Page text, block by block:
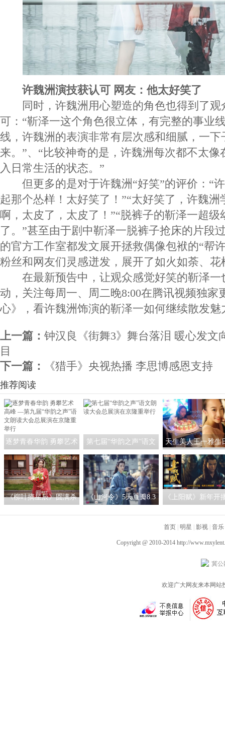
许魏洲演技获认可 网友：他太好笑了
同时，许魏洲用心塑造的角色也得到了观
可：“靳泽一这个角色很立体，有完整的事业
线，许魏洲的表演非常有层次感和细腻，一
来。”、“比较神奇的是，许魏洲每次都不太
入日常生活的状态。”
但更多的是对于许魏洲“好笑”的评价：“
起那个怂样！太好笑了！”“太好笑了，许魏
啊，太皮了，太皮了！”“脱裤子的靳泽一超
了。”甚至由于剧中靳泽一脱裤子抢床的片段
的官方工作室都发文展开拯救偶像包袱的“帮
粉丝和网友们灵感迸发，展开了如火如荼、花
在最新预告中，让观众感觉好笑的靳泽一
动，关注每周一、周二晚8:00在腾讯视频独家
心》，看许魏洲饰演的靳泽一如何继续散发
上一篇： 钟汉良《街舞3》舞台落泪 暖心发文
目
下一篇：
《猎手》央视热播 李思博感恩支持
推荐阅读
逐梦青春华韵 勇攀艺术
高峰 —第九届“华韵之
声”语文朗读大会总展演
在京隆重举行
第七届“华韵之声”语文
朗读大会总展演在京隆
重举行
天生美人王一雅生
常驻明星头版
《柳叶摘星辰》圆满杀
《山河令》5天豆瓣8.3
《上阳赋》新年开
首页 明星 影视 音乐
Copyright @ 2010-2014 http://
冀公
欢迎广大网友来本网站